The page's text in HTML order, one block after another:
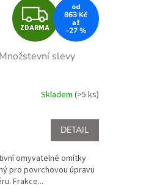
Z
D
A
R
M
A
ZDARMA
od
863 Kč
až
–27 %
Množstevní slevy
Skladem (>5 ks)
DETAIL
omyvatelné omítky
pro povrchovou úpravu
Frakce...